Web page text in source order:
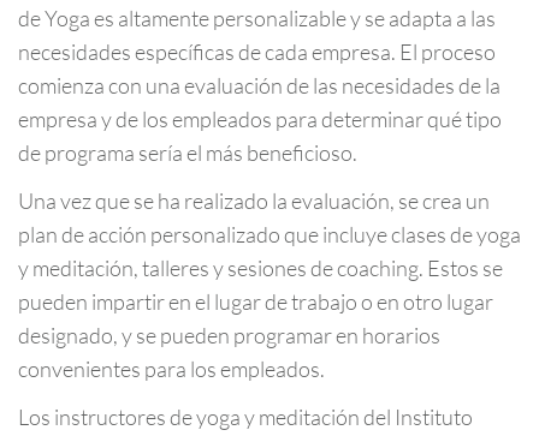
de Yoga es altamente personalizable y se adapta a las
necesidades específicas de cada empresa. El proceso
comienza con una evaluación de las necesidades de la
empresa y de los empleados para determinar qué tipo
de programa sería el más beneficioso.
Una vez que se ha realizado la evaluación, se crea un
plan de acción personalizado que incluye clases de yoga
y meditación, talleres y sesiones de coaching. Estos se
pueden impartir en el lugar de trabajo o en otro lugar
designado, y se pueden programar en horarios
convenientes para los empleados.
Los instructores de yoga y meditación del Instituto